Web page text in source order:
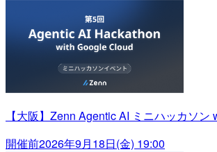
【大阪】Zenn Agentic AI ミニハッカソ
開催前2026年9月18日(金) 19:00